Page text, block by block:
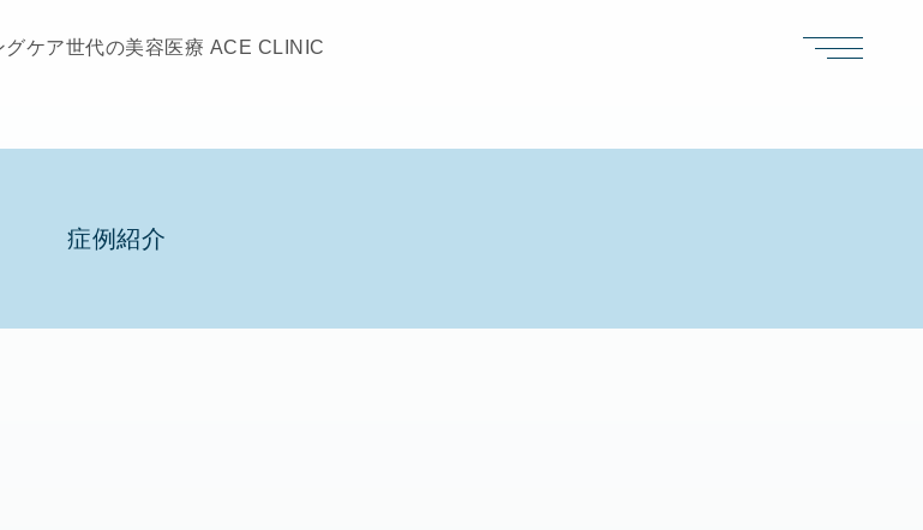
症例紹介